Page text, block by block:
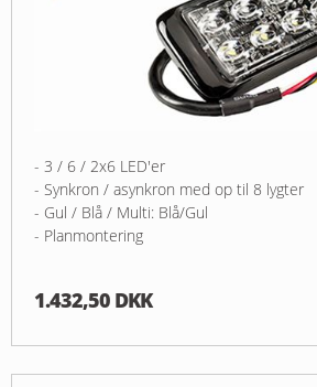
- 3 / 6 / 2x6 LED'er
- Synkron / asynkron med op til 8 lygter
- Gul / Blå / Multi: Blå/Gul
- Planmontering
1.432,50 DKK